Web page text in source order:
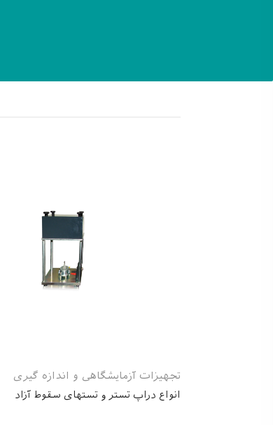
تجهیزات آزمایشگاهی و اندازه گیری
انواع دراپ تستر و تستهای سقوط آزاد